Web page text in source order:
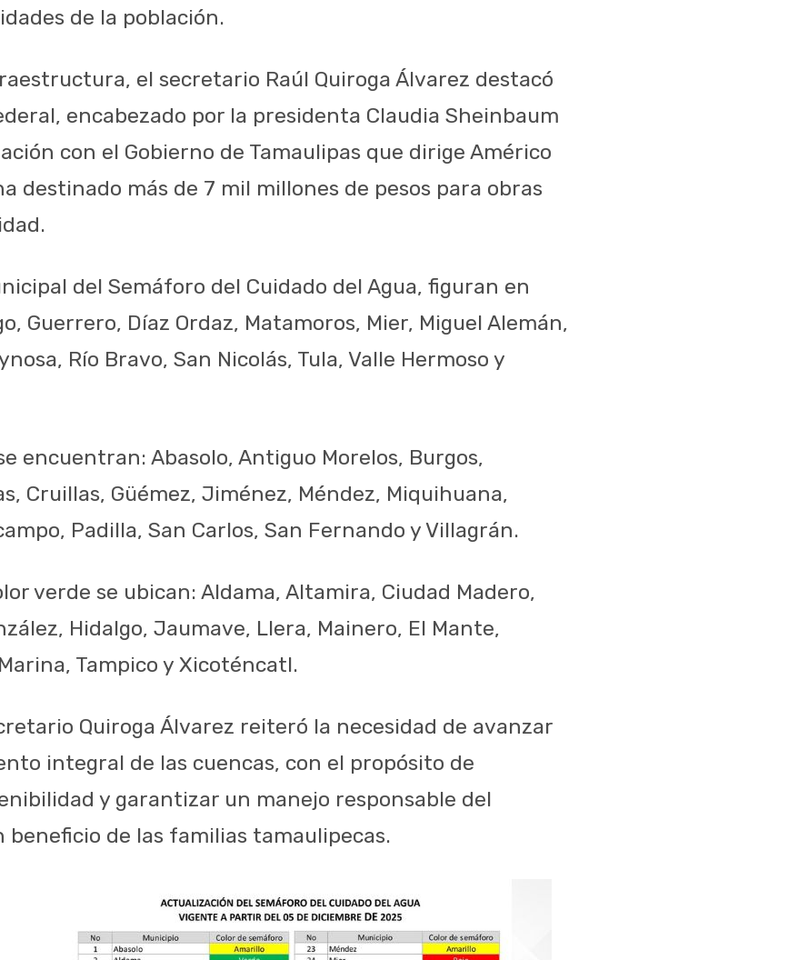
de la población.
el secretario Raúl Quiroga Álvarez destacó
encabezado por la presidenta Claudia Sheinbaum
con el Gobierno de Tamaulipas que dirige Américo
destinado más de 7 mil millones de pesos para obras
del Semáforo del Cuidado del Agua, figuran en
Guerrero, Díaz Ordaz, Matamoros, Mier, Miguel Alemán,
Río Bravo, San Nicolás, Tula, Valle Hermoso y
encuentran: Abasolo, Antiguo Morelos, Burgos,
Cruillas, Güémez, Jiménez, Méndez, Miquihuana,
Padilla, San Carlos, San Fernando y Villagrán.
verde se ubican: Aldama, Altamira, Ciudad Madero,
Hidalgo, Jaumave, Llera, Mainero, El Mante,
Tampico y Xicoténcatl.
Quiroga Álvarez reiteró la necesidad de avanzar
integral de las cuencas, con el propósito de
y garantizar un manejo responsable del
beneficio de las familias tamaulipecas.